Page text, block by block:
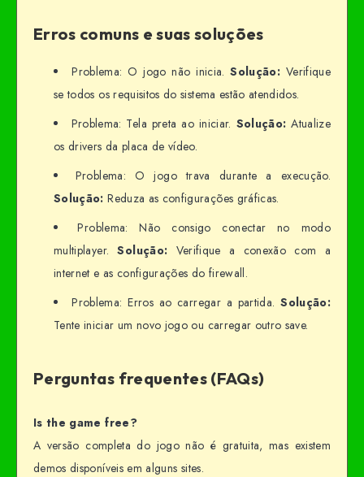
Erros comuns e suas soluções
Problema: O jogo não inicia.Solução: Verifique
se todos os requisitos do sistema estão atendidos.
Problema: Tela preta ao iniciar. Solução: Atualize
os drivers da placa de vídeo.
Problema: O jogo trava durante a execução.
Solução: Reduza as configurações gráficas.
Problema: Não consigo conectar no modo
multiplayer.Solução: Verifique a conexão com a
internet e as configurações do firewall.
Problema: Erros ao carregar a partida.Solução:
Tente iniciar um novo jogo ou carregar outro save.
Perguntas frequentes (FAQs)
Is the game free?
A versão completa do jogo não é gratuita, mas existem
demos disponíveis em alguns sites.